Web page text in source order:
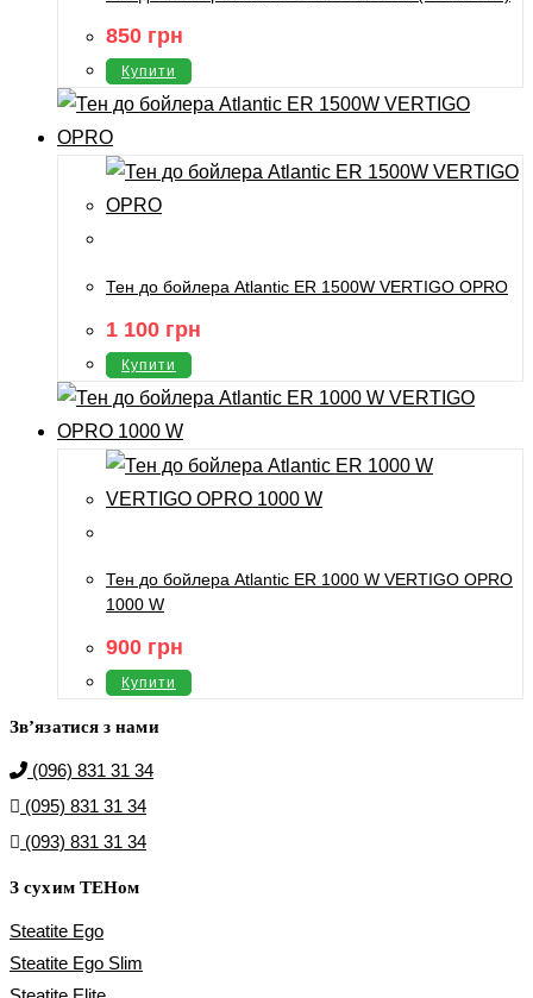
850 грн
Купити
Тен до бойлера Atlantic ER 1500W VERTIGO OPRO
1 100 грн
Купити
Тен до бойлера Atlantic ER 1000 W VERTIGO OPRO
1000 W
900 грн
Купити
Зв’язатися з нами
(096) 831 31 34
(095) 831 31 34
(093) 831 31 34
З сухим ТЕНом
Steatite Ego
Steatite Ego Slim